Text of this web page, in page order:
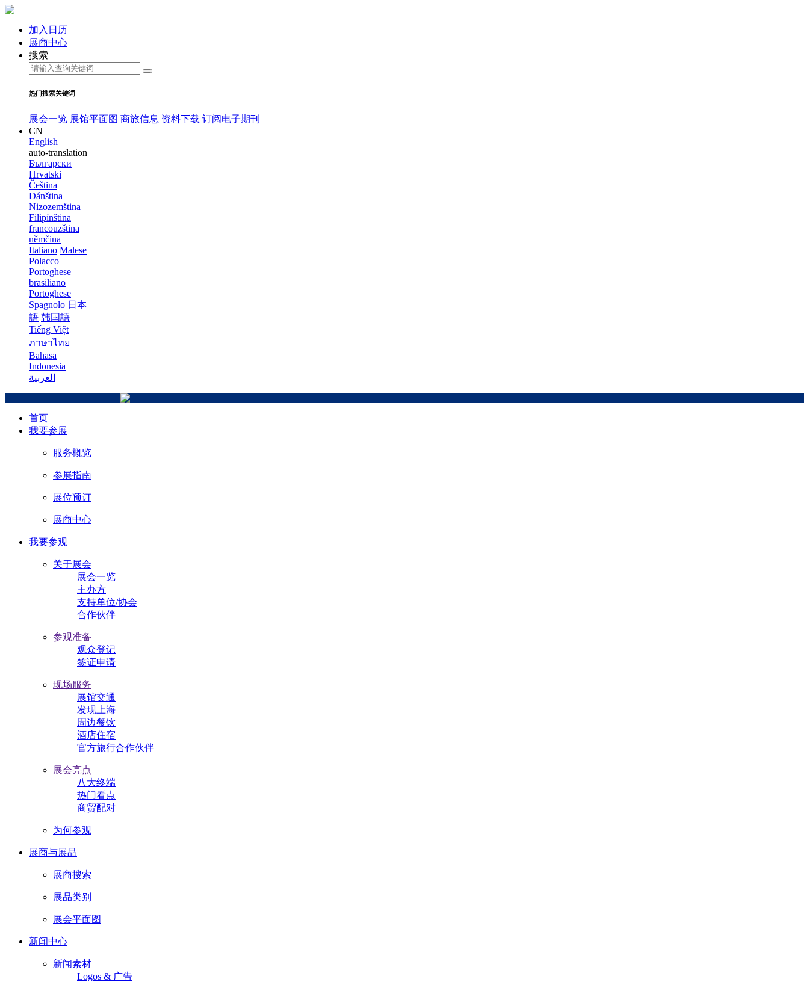
加入日历
展商中心
搜索
热门搜索关键词
展会一览 展馆平面图 商旅信息 资料下载 订阅电子期刊
CN
English
auto-translation
Български
Hrvatski
Čeština
Dánština
Nizozemština
Filipínština
francouzština
němčina
Italiano Malese
Polacco
Portoghese
brasiliano
Portoghese
Spagnolo 日本
語 韩国語
Tiếng Việt
ภาษาไทย
Bahasa
Indonesia
العربية
首页
我要参展
服务概览
参展指南
展位预订
展商中心
我要参观
关于展会
展会一览
主办方
支持单位/协会
合作伙伴
参观准备
观众登记
签证申请
现场服务
展馆交通
发现上海
周边餐饮
酒店住宿
官方旅行合作伙伴
展会亮点
八大终端
热门看点
商贸配对
为何参观
展商与展品
展商搜索
展品类别
展会平面图
新闻中心
新闻素材
Logos & 广告